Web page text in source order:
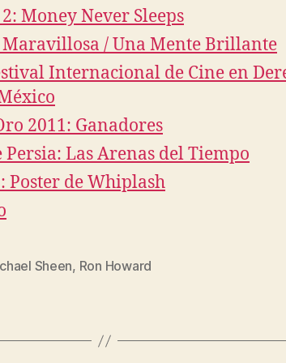
Money Never Sleeps
/ Una Mente Brillante
Internacional de Cine en
2011: Ganadores
Las Arenas del Tiempo
Poster de Whiplash
Sheen, Ron Howard